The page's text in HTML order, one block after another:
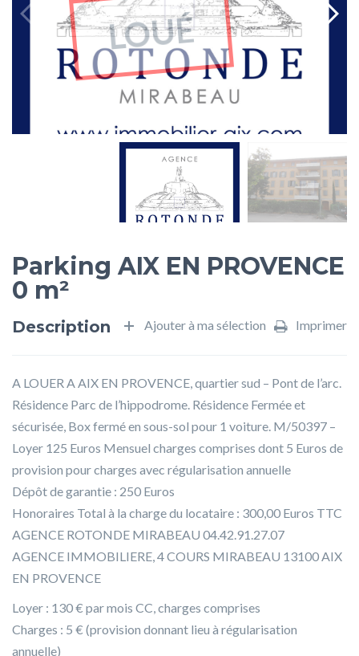
LOUÉ
Parking AIX EN PROVENCE
0 m²
Description Imprimer
Ajouter à ma sélection
A LOUER A AIX EN PROVENCE, quartier sud – Pont de l’arc.
Résidence Parc de l’hippodrome. Résidence Fermée et
sécurisée, Box fermé en sous-sol pour 1 voiture. M/50397 –
Loyer 125 Euros Mensuel charges comprises dont 5 Euros de
provision pour charges avec régularisation annuelle
Dépôt de garantie : 250 Euros
Honoraires Total à la charge du locataire : 300,00 Euros TTC
AGENCE ROTONDE MIRABEAU 04.42.91.27.07
AGENCE IMMOBILIERE, 4 COURS MIRABEAU 13100 AIX
EN PROVENCE
Loyer : 130 € par mois CC, charges comprises
Charges : 5 € (provision donnant lieu à régularisation
annuelle)